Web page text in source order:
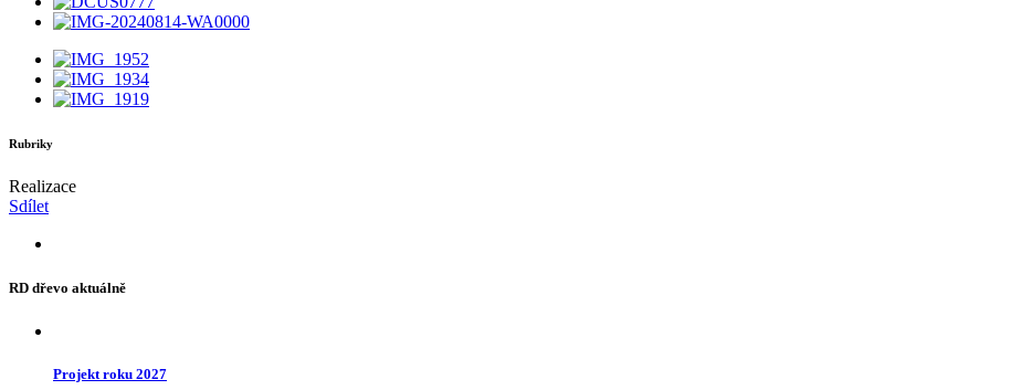
Rubriky
Realizace
Sdílet
RD dřevo aktuálně
Projekt roku 2027